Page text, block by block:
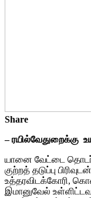
Share
– ரயில்வேதுறைக்கு
யானை வேட்டை
குற்றத் தடுப்பு
உத்தரவிடக்கோரி,
இமானுவேல்